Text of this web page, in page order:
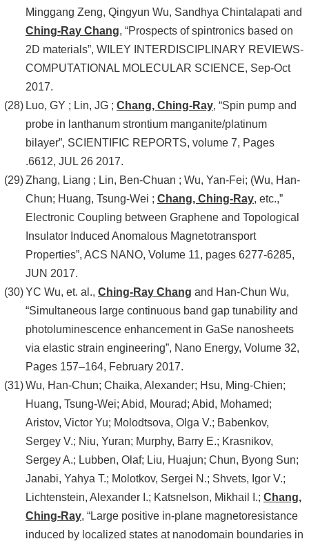
Minggang Zeng, Qingyun Wu, Sandhya Chintalapati and
Ching-Ray Chang, “Prospects of spintronics based on
2D materials”, WILEY INTERDISCIPLINARY REVIEWS-
COMPUTATIONAL MOLECULAR SCIENCE, Sep-Oct
2017.
Luo, GY ; Lin, JG ; Chang, Ching-Ray, “Spin pump and
probe in lanthanum strontium manganite/platinum
bilayer”, SCIENTIFIC REPORTS, volume 7, Pages
.6612, JUL 26 2017.
Zhang, Liang ; Lin, Ben-Chuan ; Wu, Yan-Fei; (Wu, Han-
Chun; Huang, Tsung-Wei ; Chang, Ching-Ray, etc.,”
Electronic Coupling between Graphene and Topological
Insulator Induced Anomalous Magnetotransport
Properties”, ACS NANO, Volume 11, pages 6277-6285,
JUN 2017.
YC Wu, et. al., Ching-Ray Chang and Han-Chun Wu,
“Simultaneous large continuous band gap tunability and
photoluminescence enhancement in GaSe nanosheets
via elastic strain engineering”, Nano Energy, Volume 32,
Pages 157–164, February 2017.
Wu, Han-Chun; Chaika, Alexander; Hsu, Ming-Chien;
Huang, Tsung-Wei; Abid, Mourad; Abid, Mohamed;
Aristov, Victor Yu; Molodtsova, Olga V.; Babenkov,
Sergey V.; Niu, Yuran; Murphy, Barry E.; Krasnikov,
Sergey A.; Lubben, Olaf; Liu, Huajun; Chun, Byong Sun;
Janabi, Yahya T.; Molotkov, Sergei N.; Shvets, Igor V.;
Lichtenstein, Alexander I.; Katsnelson, Mikhail I.; Chang,
Ching-Ray, “Large positive in-plane magnetoresistance
induced by localized states at nanodomain boundaries in